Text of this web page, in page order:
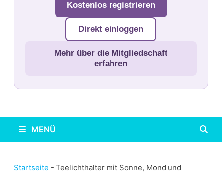
Kostenlos registrieren
Direkt einloggen
Mehr über die Mitgliedschaft
erfahren
MENÜ
Startseite - Teelichthalter mit Sonne, Mond und